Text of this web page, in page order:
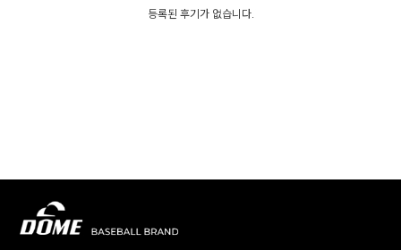
등록된 후기가 없습니다.